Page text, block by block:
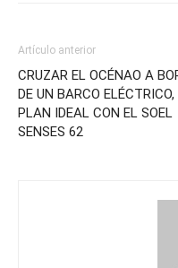
Artículo anterior
CRUZAR EL OCÉNAO A
DE UN BARCO ELÉCTRICO,
PLAN IDEAL CON EL SOEL
SENSES 62